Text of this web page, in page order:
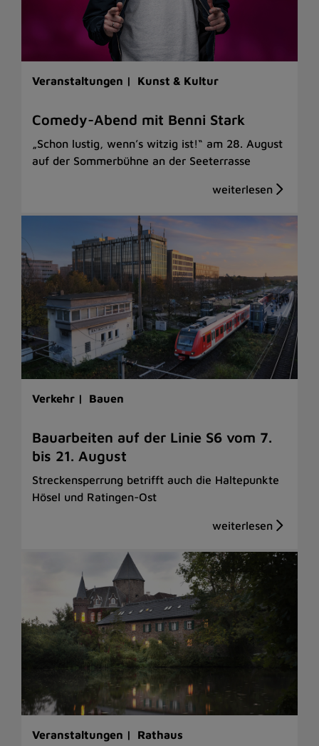
Veranstaltungen | Kunst & Kultur
Comedy-Abend mit Benni Stark
„Schon lustig, wenn’s witzig ist!“ am 28. August
auf der Sommerbühne an der Seeterrasse
Verkehr | Bauen
Bauarbeiten auf der Linie S6 vom 7.
bis 21. August
Streckensperrung betrifft auch die Haltepunkte
Hösel und Ratingen-Ost
Veranstaltungen | Rathaus